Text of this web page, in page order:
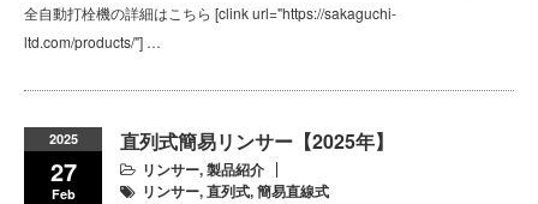
全自動打栓機の詳細はこちら [clink url="https://sakaguchi-
ltd.com/products/"] …
2025
27
Feb
直列式簡易リンサー【2025年】
リンサー,製品紹介
リンサー,直列式,簡易直線式